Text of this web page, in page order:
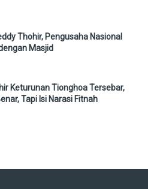
Thohir, Pengusaha Nasional
Masjid
Keturunan Tionghoa Tersebar,
Tapi Isi Narasi Fitnah